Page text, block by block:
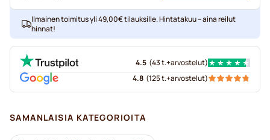
Ilmainen toimitus yli 49,00€ tilauksille. Hintatakuu – aina reilut
hinnat!
4.5 (43 t.+arvostelut)
4.8 (125 t.+arvostelut)
SAMANLAISIA KATEGORIOITA